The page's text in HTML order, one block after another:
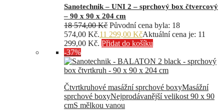
Sanotechnik – UNI 2 – sprchový box čtvercový
– 90 x 90 x 204 cm
18 574,00Kč Původní cena byla: 18
574,00 Kč.11 299,00 KčAktuální cena je: 11
299,00 Kč. Přidat do košíku
-37%
Čtvrtkruhové masážní sprchové boxyMasážní
sprchové boxyNejprodávanější velikost 90 x 90
cmS mělkou vanou